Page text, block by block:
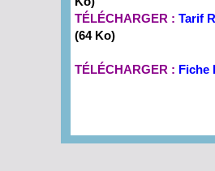
TÉLÉCHARGER : Tarif
(64 Ko)
TÉLÉCHARGER : Fiche